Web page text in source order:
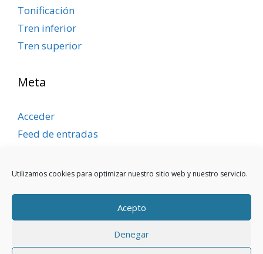
Utilizamos cookies para optimizar nuestro sitio web y nuestro servicio.
Acepto
Denegar
Tonificación
Tren inferior
Tren superior
Meta
Acceder
Feed de entradas
WordPress.org
Aviso legal|Política de privacidad|Política de